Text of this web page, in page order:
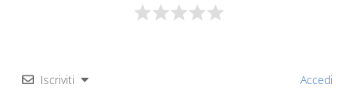
Iscriviti Accedi